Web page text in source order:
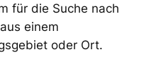
für die Suche nach
einem
oder Ort.